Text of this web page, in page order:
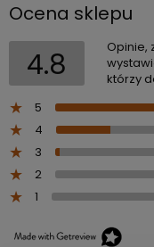
Ocena sklepu
4.8
Opinie,
którzy
5
4
3
2
1